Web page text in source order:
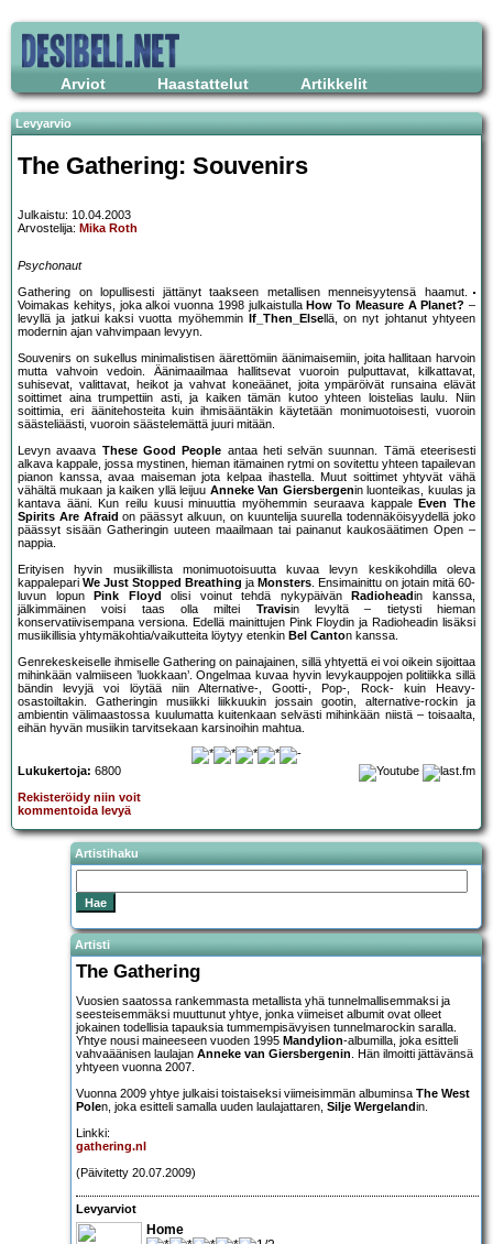
Arviot Haastattelut Artikkelit
Levyarvio
The Gathering: Souvenirs
Julkaistu: 10.04.2003
Arvostelija: Mika Roth
Psychonaut
Gathering on lopullisesti jättänyt taakseen metallisen menneisyytensä haamut.
Voimakas kehitys, joka alkoi vuonna 1998 julkaistulla How To Measure A Planet? –
levyllä ja jatkui kaksi vuotta myöhemmin
If_Then_Elsellä, on nyt johtanut yhtyeen
modernin ajan vahvimpaan levyyn.
Souvenirs on sukellus minimalistisen äärettömiin äänimaisemiin, joita hallitaan harvoin
mutta vahvoin vedoin. Äänimaailmaa hallitsevat vuoroin pulputtavat, kilkattavat,
suhisevat, valittavat, heikot ja vahvat koneäänet, joita ympäröivät runsaina elävät
soittimet aina trumpettiin asti, ja kaiken tämän kutoo yhteen loistelias laulu. Niin
soittimia, eri äänitehosteita kuin ihmisääntäkin käytetään monimuotoisesti, vuoroin
säästeliäästi, vuoroin säästelemättä juuri mitään.
Levyn avaava These Good People antaa heti selvän suunnan. Tämä eteerisesti
alkava kappale, jossa mystinen, hieman itämainen rytmi on sovitettu yhteen tapailevan
pianon kanssa, avaa maiseman jota kelpaa ihastella. Muut soittimet yhtyvät vähä
vähältä mukaan ja kaiken yllä leijuu Anneke Van Giersbergenin luonteikas, kuulas ja
kantava ääni. Kun reilu kuusi minuuttia myöhemmin seuraava kappale Even The
Spirits Are Afraid on päässyt alkuun, on kuuntelija suurella todennäköisyydellä joko
päässyt sisään Gatheringin uuteen maailmaan tai painanut kaukosäätimen Open –
nappia.
Erityisen hyvin musiikillista monimuotoisuutta kuvaa levyn keskikohdilla oleva
kappalepari We Just Stopped Breathing ja Monsters. Ensimainittu on jotain mitä 60-
luvun lopun
Pink Floyd olisi voinut tehdä nykypäivän Radioheadin kanssa,
jälkimmäinen voisi taas olla miltei Travisin levyltä – tietysti hieman
konservatiivisempana versiona. Edellä mainittujen Pink Floydin ja Radioheadin lisäksi
musiikillisia yhtymäkohtia/vaikutteita löytyy etenkin Bel Canton kanssa.
Genrekeskeiselle ihmiselle Gathering on painajainen, sillä yhtyettä ei voi oikein sijoittaa
mihinkään valmiiseen ’luokkaan’. Ongelmaa kuvaa hyvin levykauppojen politiikka sillä
bändin levyjä voi löytää niin Alternative-, Gootti-, Pop-, Rock- kuin Heavy-
osastoiltakin. Gatheringin musiikki liikkuukin jossain gootin, alternative-rockin ja
ambientin välimaastossa kuulumatta kuitenkaan selvästi mihinkään niistä – toisaalta,
eihän hyvän musiikin tarvitsekaan karsinoihin mahtua.
Lukukertoja: 6800
Rekisteröidy niin voit
kommentoida levyä
Artistihaku
Artisti
The Gathering
Vuosien saatossa rankemmasta metallista yhä tunnelmallisemmaksi ja
seesteisemmäksi muuttunut yhtye, jonka viimeiset albumit ovat olleet
jokainen todellisia tapauksia tummempisävyisen tunnelmarockin saralla.
Yhtye nousi maineeseen vuoden 1995 Mandylion-albumilla, joka esitteli
vahvaäänisen laulajan Anneke van Giersbergenin . Hän ilmoitti jättävänsä
yhtyeen vuonna 2007.
Vuonna 2009 yhtye julkaisi toistaiseksi viimeisimmän albuminsa The West
Polen, joka esitteli samalla uuden laulajattaren, Silje Wergelandin.
Linkki:
gathering.nl
(Päivitetty 20.07.2009)
Levyarviot
Home